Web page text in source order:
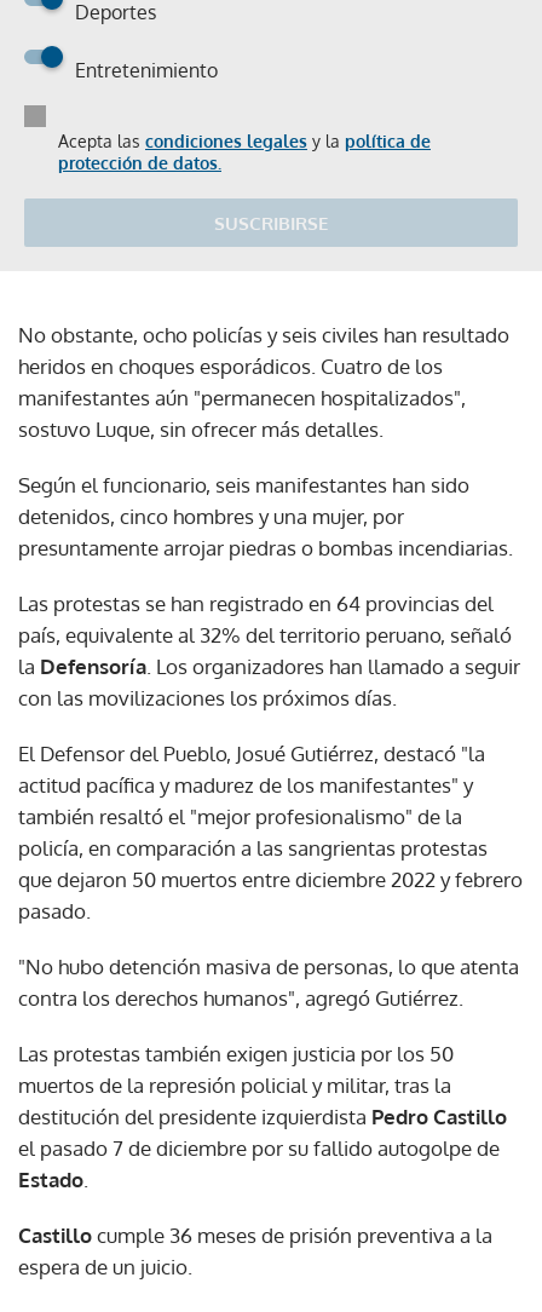
Deportes
Entretenimiento
Acepta las condiciones legales y la política de
protección de datos.
SUSCRIBIRSE
No obstante, ocho policías y seis civiles han resultado
heridos en choques esporádicos. Cuatro de los
manifestantes aún "permanecen hospitalizados",
sostuvo Luque, sin ofrecer más detalles.
Según el funcionario, seis manifestantes han sido
detenidos, cinco hombres y una mujer, por
presuntamente arrojar piedras o bombas incendiarias.
Las protestas se han registrado en 64 provincias del
país, equivalente al 32% del territorio peruano, señaló
la Defensoría . Los organizadores han llamado a seguir
con las movilizaciones los próximos días.
El Defensor del Pueblo, Josué Gutiérrez, destacó "la
actitud pacífica y madurez de los manifestantes" y
también resaltó el "mejor profesionalismo" de la
policía, en comparación a las sangrientas protestas
que dejaron 50 muertos entre diciembre 2022 y febrero
pasado.
"No hubo detención masiva de personas, lo que atenta
contra los derechos humanos", agregó Gutiérrez.
Las protestas también exigen justicia por los 50
muertos de la represión policial y militar, tras la
destitución del presidente izquierdista Pedro Castillo
el pasado 7 de diciembre por su fallido autogolpe de
Estado
Castillocumple 36 meses de prisión preventiva a la
espera de un juicio.